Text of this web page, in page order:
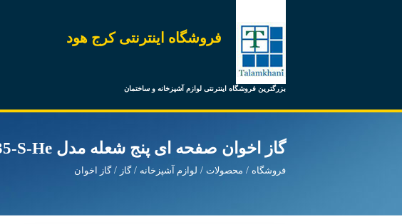
فروشگاه اینترنتی کرج هود
بزرگترین فروشگاه اینترنتی لوازم آشپزخانه و ساختمان
گاز اخوان صفحه ای پنج شعله مدل G35-S-He
فروشگاه محصولات لوازم آشپزخانه گاز گاز اخوان